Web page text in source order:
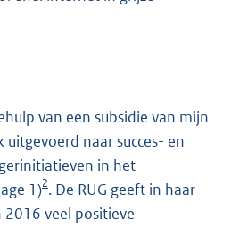
van een subsidie van mijn
naar succes- en
in het
1)2. De RUG geeft in haar
veel positieve